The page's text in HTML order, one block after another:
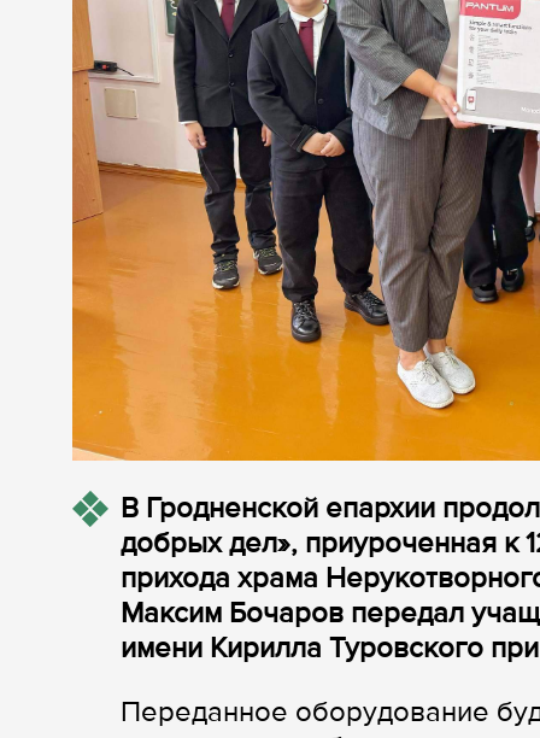
В Гродненской епархии
добрых дел», приуроченная к
прихода храма
Максим Бочаров передал
имени Кирилла Туровского
Переданное оборудование